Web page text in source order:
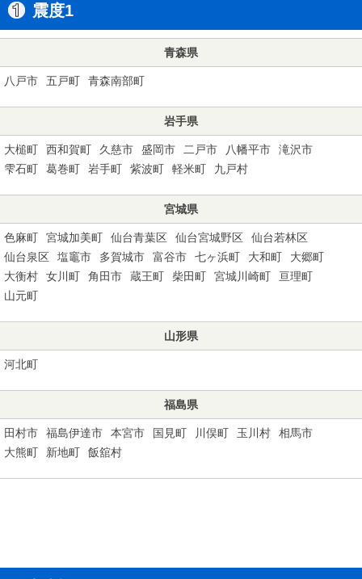
震度1
青森県
八戸市 五戸町 青森南部町
岩手県
大槌町 西和賀町 久慈市 盛岡市 二戸市 八幡平市
滝沢市
雫石町
葛巻町 岩手町 紫波町 軽米町 九戸村
宮城県
色麻町 宮城加美町 仙台青葉区 仙台宮城野区
仙台若林区
仙台泉区
塩竈市 多賀城市 富谷市 七ヶ浜町 大和町
大郷町
大衡村
女川町 角田市 蔵王町 柴田町 宮城川崎町
亘理町
山元町
山形県
河北町
福島県
田村市 福島伊達市 本宮市 国見町 川俣町 玉川村
相馬市
大熊町
新地町 飯舘村